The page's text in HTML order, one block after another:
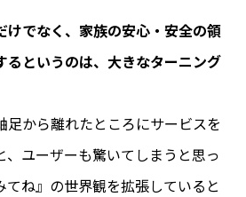
でなく、家族の安心・安全の領
るというのは、大きなターニング
から離れたところにサービスを
、ユーザーも驚いてしまうと思っ
てね』の世界観を拡張していると